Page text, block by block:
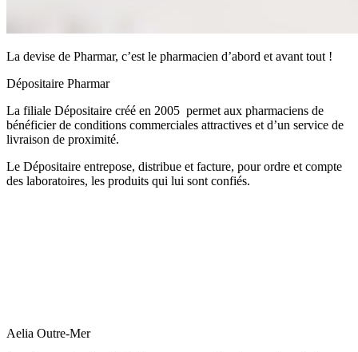
La devise de Pharmar, c’est le pharmacien d’abord et avant tout !
Dépositaire Pharmar
La filiale Dépositaire créé en 2005 permet aux pharmaciens de
bénéficier de conditions commerciales attractives et d’un service de
livraison de proximité.
Le Dépositaire entrepose, distribue et facture, pour ordre et compte
des laboratoires, les produits qui lui sont confiés.
Aelia Outre-Mer